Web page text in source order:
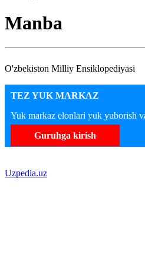
Manba
O'zbekiston Milliy Ensiklopediyasi
TEZ YUK MARKAZ
Yuk markaz elonlari yuk yuborish
Guruhga kirish
Uzpedia.uz